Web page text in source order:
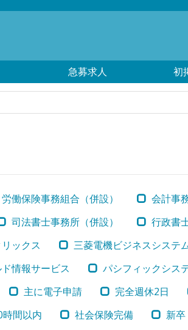
急募求人 初
労働保険事務組合（併設）
会計事
司法書士事務所（併設） 行政書
リックス 三菱電機ビジネスシステ
情報サービス パシフィックシス
主に電子申請 完全週休2日
時間以内 社会保険完備
新